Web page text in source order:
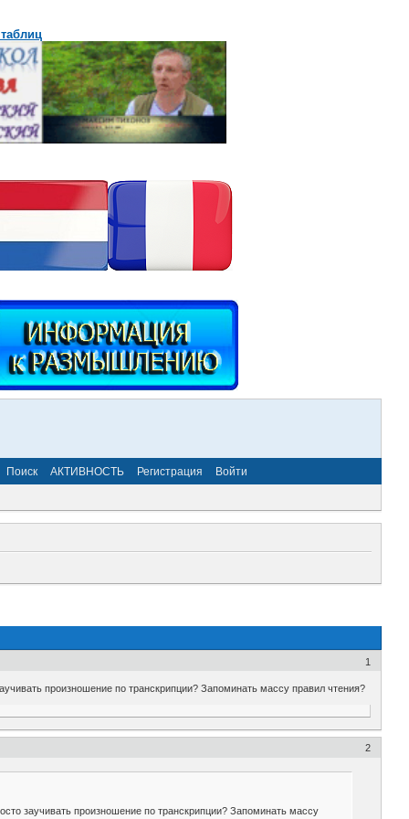
Поиск АКТИВНОСТЬ Регистрация Войти
1
произношение по транскрипции? Запоминать массу правил чтения?
2
заучивать произношение по транскрипции? Запоминать массу